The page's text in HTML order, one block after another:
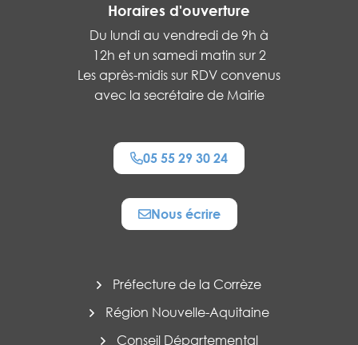
Horaires d'ouverture
Du lundi au vendredi de 9h à
12h et un samedi matin sur 2
Les après-midis sur RDV convenus
avec la secrétaire de Mairie
05 55 29 30 24
Nous écrire
Préfecture de la Corrèze
Région Nouvelle-Aquitaine
Conseil Départemental